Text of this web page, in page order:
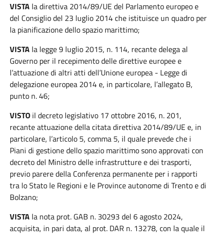
VISTA la direttiva 2014/89/UE del Parlamento europeo e
del Consiglio del 23 luglio 2014 che istituisce un quadro per
la pianificazione dello spazio marittimo;
VISTA la legge 9 luglio 2015, n. 114, recante delega al
Governo per il recepimento delle direttive europee e
l’attuazione di altri atti dell’Unione europea - Legge di
delegazione europea 2014 e, in particolare, l’allegato B,
punto n. 46;
VISTO il decreto legislativo 17 ottobre 2016, n. 201,
recante attuazione della citata direttiva 2014/89/UE e, in
particolare, l’articolo 5, comma 5, il quale prevede che i
Piani di gestione dello spazio marittimo sono approvati con
decreto del Ministro delle infrastrutture e dei trasporti,
previo parere della Conferenza permanente per i rapporti
tra lo Stato le Regioni e le Province autonome di Trento e di
Bolzano;
VISTA la nota prot. GAB n. 30293 del 6 agosto 2024,
acquisita, in pari data, al prot. DAR n. 13278, con la quale il